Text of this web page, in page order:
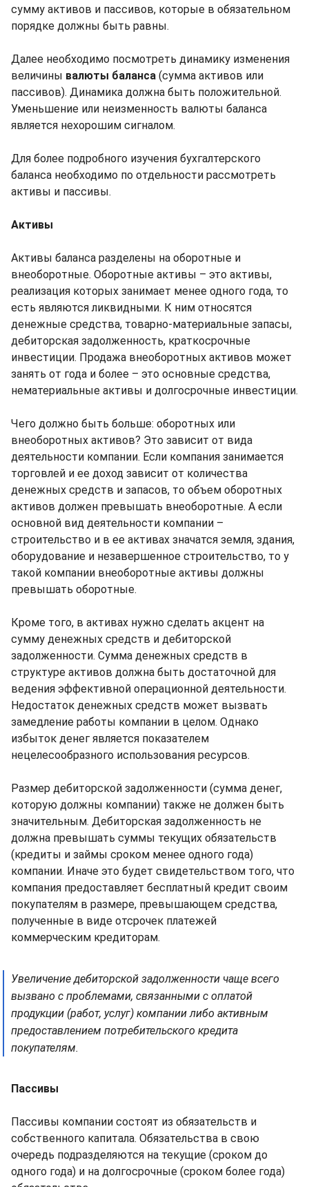
сумму активов и пассивов, которые в обязательном
порядке должны быть равны.
Далее необходимо посмотреть динамику изменения
величины валюты баланса (сумма активов или
пассивов). Динамика должна быть положительной.
Уменьшение или неизменность валюты баланса
является нехорошим сигналом.
Для более подробного изучения бухгалтерского
баланса необходимо по отдельности рассмотреть
активы и пассивы.
Активы
Активы баланса разделены на оборотные и
внеоборотные. Оборотные активы – это активы,
реализация которых занимает менее одного года, то
есть являются ликвидными. К ним относятся
денежные средства, товарно-материальные запасы,
дебиторская задолженность, краткосрочные
инвестиции. Продажа внеоборотных активов может
занять от года и более – это основные средства,
нематериальные активы и долгосрочные инвестиции.
Чего должно быть больше: оборотных или
внеоборотных активов? Это зависит от вида
деятельности компании. Если компания занимается
торговлей и ее доход зависит от количества
денежных средств и запасов, то объем оборотных
активов должен превышать внеоборотные. А если
основной вид деятельности компании –
строительство и в ее активах значатся земля, здания,
оборудование и незавершенное строительство, то у
такой компании внеоборотные активы должны
превышать оборотные.
Кроме того, в активах нужно сделать акцент на
сумму денежных средств и дебиторской
задолженности. Сумма денежных средств в
структуре активов должна быть достаточной для
ведения эффективной операционной деятельности.
Недостаток денежных средств может вызвать
замедление работы компании в целом. Однако
избыток денег является показателем
нецелесообразного использования ресурсов.
Размер дебиторской задолженности (сумма денег,
которую должны компании) также не должен быть
значительным. Дебиторская задолженность не
должна превышать суммы текущих обязательств
(кредиты и займы сроком менее одного года)
компании. Иначе это будет свидетельством того, что
компания предоставляет бесплатный кредит своим
покупателям в размере, превышающем средства,
полученные в виде отсрочек платежей
коммерческим кредиторам.
Увеличение дебиторской задолженности чаще всего
вызвано с проблемами, связанными с оплатой
продукции (работ, услуг) компании либо активным
предоставлением потребительского кредита
покупателям.
Пассивы
Пассивы компании состоят из обязательств и
собственного капитала. Обязательства в свою
очередь подразделяются на текущие (сроком до
одного года) и на долгосрочные (сроком более года)